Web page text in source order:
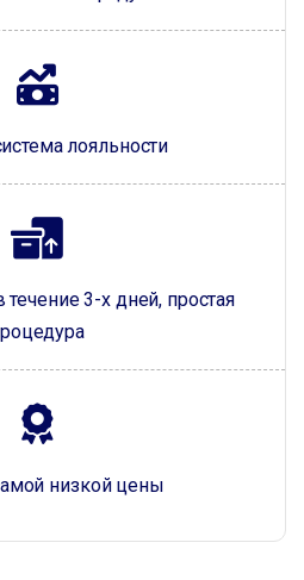
лояльности
3-х дней, простая
низкой цены